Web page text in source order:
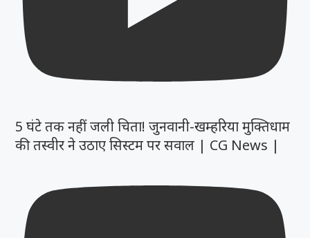
5 घंटे तक नहीं जली चिता! जुनवानी-खम्हरिया मुक्तिधाम
की तस्वीर ने उठाए सिस्टम पर सवाल | CG News |